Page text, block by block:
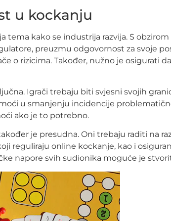
u kockanju
tema kako se industrija razvija. S
preuzmu odgovornost za svoje
o rizicima. Također, nužno je osigurati
Igrači trebaju biti svjesni svojih
u smanjenju incidencije
ako je to potrebno.
je presudna. Oni trebaju raditi na
reguliraju online kockanje, kao i
napore svih sudionika moguće je